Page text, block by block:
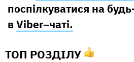
поспілкуватися на
вViber–чаті.
ТОП РОЗДІЛУ